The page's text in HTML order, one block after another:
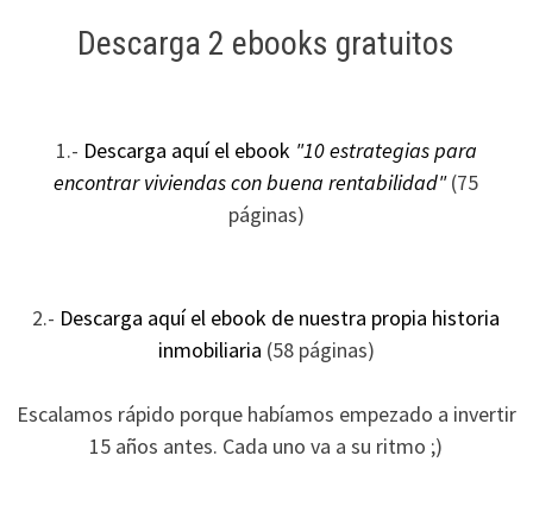
Descarga 2 ebooks gratuitos
1.- Descarga aquí el ebook "10 estrategias para
encontrar viviendas con buena rentabilidad"(75
páginas)
2.- Descarga aquí el ebook de nuestra propia historia
inmobiliaria (58 páginas)
Escalamos rápido porque habíamos empezado a invertir
15 años antes. Cada uno va a su ritmo ;)